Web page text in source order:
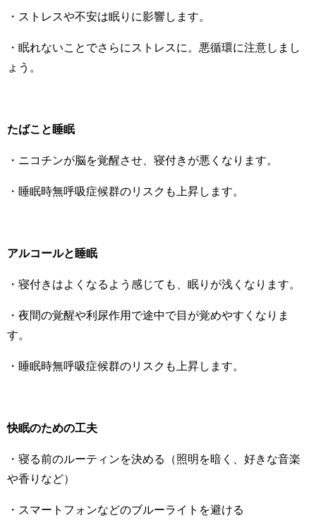
・ストレスや不安は眠りに影響します。
・眠れないことでさらにストレスに。悪循環に注意しまし
ょう。
たばこと睡眠
・ニコチンが脳を覚醒させ、寝付きが悪くなります。
・睡眠時無呼吸症候群のリスクも上昇します。
アルコールと睡眠
・寝付きはよくなるよう感じても、眠りが浅くなります。
・夜間の覚醒や利尿作用で途中で目が覚めやすくなりま
す。
・睡眠時無呼吸症候群のリスクも上昇します。
快眠のための工夫
・寝る前のルーティンを決める（照明を暗く、好きな音楽
や香りなど）
・スマートフォンなどのブルーライトを避ける